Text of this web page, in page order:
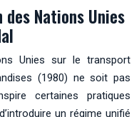
Nations Unies
Unies sur le transport
(1980) ne soit pas
certaines pratiques
un régime unifié